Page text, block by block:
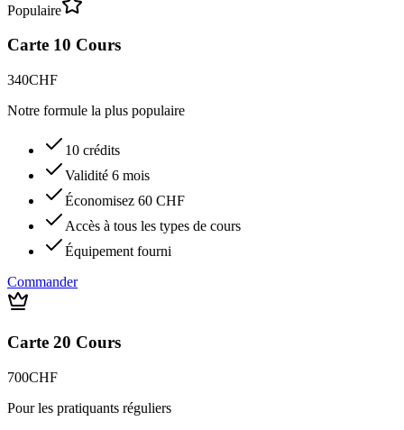
Populaire
Carte 10 Cours
340CHF
Notre formule la plus populaire
10 crédits
Validité 6 mois
Économisez 60 CHF
Accès à tous les types de cours
Équipement fourni
Commander
Carte 20 Cours
700CHF
Pour les pratiquants réguliers